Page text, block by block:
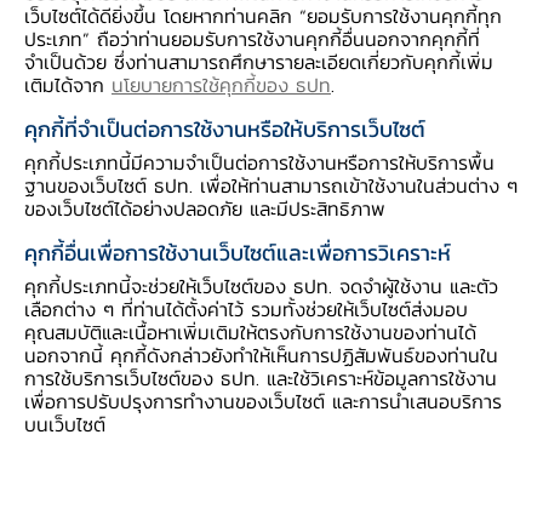
สัดส่วนถึงกว่า 20% ของการส่งออกรวม ที่เห็นได้
ชัดคือ สินค้าอิเล็กทรอนิกส์ โดยเฉพาะแผงวงจรรวม
(Integrated Circuit: IC) และส่วนประกอบต่างๆ
ของ Smart Phone และ Tablet ที่ประเทศเพื่อน
บ้านสามารถส่งออกได้เพิ่มขึ้นมาก ในขณะที่การส่ง
ออก ของไทยกลับขยายตัวเพียงเล็กน้อย (ภาพที่ 1)
เนื่องจากไทยขาดการลงทุนเพื่อยกระดับเทคโนโลยี
มานาน ทำให้ความสามารถในการแข่งขันในตลาด
โลกลดลงต่างกับประเทศอื่นๆ ที่มีความพร้อมด้าน
บุคลากรและ R&D มากกว่า จึงสามารถดึงดูดการ
ลงทุนจากบริษัทยักษ์ใหญ่ในอุตสาหกรรม
อิเล็กทรอนิกส์และขยายการผลิตสินค้ากลุ่ม
เว็บไซต์ได้ดียิ่งขึ้น โดยหากท่านคลิก “ยอมรับการใช้งานคุกกี้ทุก
ประเภท” ถือว่าท่านยอมรับการใช้งานคุกกี้อื่นนอกจากคุกกี้ที่
จำเป็นด้วย ซึ่งท่านสามารถศึกษารายละเอียดเกี่ยวกับคุกกี้เพิ่ม
เติมได้จาก นโยบายการใช้คุกกี้ของ ธปท.
คุกกี้ที่จำเป็นต่อการใช้งานหรือให้บริการเว็บไซต์
คุกกี้ประเภทนี้มีความจำเป็นต่อการใช้งานหรือการให้บริการพื้น
ฐานของเว็บไซต์ ธปท. เพื่อให้ท่านสามารถเข้าใช้งานในส่วนต่าง ๆ
ของเว็บไซต์ได้อย่างปลอดภัย และมีประสิทธิภาพ
คุกกี้อื่นเพื่อการใช้งานเว็บไซต์และเพื่อการวิเคราะห์
คุกกี้ประเภทนี้จะช่วยให้เว็บไซต์ของ ธปท. จดจำผู้ใช้งาน และตัว
เลือกต่าง ๆ ที่ท่านได้ตั้งค่าไว้ รวมทั้งช่วยให้เว็บไซต์ส่งมอบ
คุณสมบัติและเนื้อหาเพิ่มเติมให้ตรงกับการใช้งานของท่านได้
นอกจากนี้ คุกกี้ดังกล่าวยังทำให้เห็นการปฏิสัมพันธ์ของท่านใน
การใช้บริการเว็บไซต์ของ ธปท. และใช้วิเคราะห์ข้อมูลการใช้งาน
เพื่อการปรับปรุงการทำงานของเว็บไซต์ และการนำเสนอบริการ
บนเว็บไซต์